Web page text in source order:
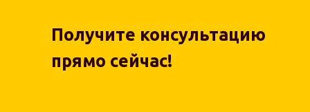
Получите консультацию
прямо сейчас!